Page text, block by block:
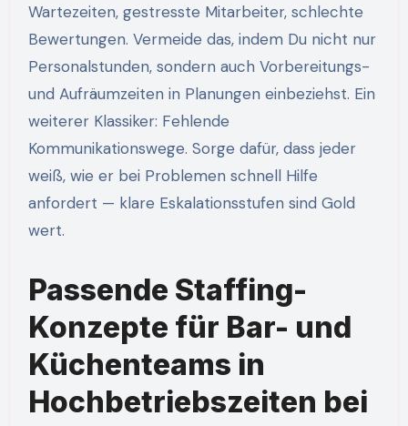
Wartezeiten, gestresste Mitarbeiter, schlechte
Bewertungen. Vermeide das, indem Du nicht nur
Personalstunden, sondern auch Vorbereitungs-
und Aufräumzeiten in Planungen einbeziehst. Ein
weiterer Klassiker: Fehlende
Kommunikationswege. Sorge dafür, dass jeder
weiß, wie er bei Problemen schnell Hilfe
anfordert — klare Eskalationsstufen sind Gold
wert.
Passende Staffing-
Konzepte für Bar- und
Küchenteams in
Hochbetriebszeiten bei